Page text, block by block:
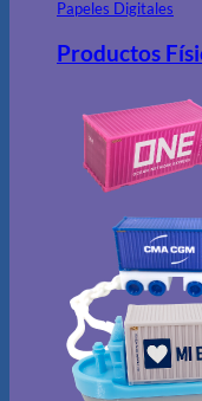
Papeles Digitales
Productos